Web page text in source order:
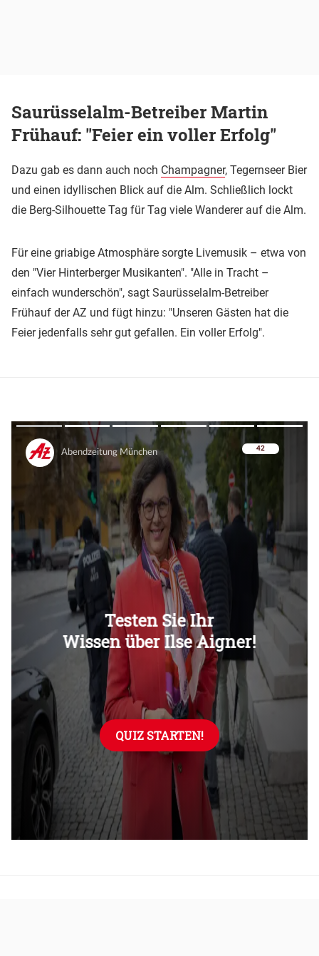
Saurüsselalm-Betreiber Martin
Frühauf: "Feier ein voller Erfolg"
Dazu gab es dann auch noch Champagner, Tegernseer Bier
und einen idyllischen Blick auf die Alm. Schließlich lockt
die Berg-Silhouette Tag für Tag viele Wanderer auf die Alm.
Für eine griabige Atmosphäre sorgte Livemusik – etwa von
den "Vier Hinterberger Musikanten". "Alle in Tracht –
einfach wunderschön", sagt Saurüsselalm-Betreiber
Frühauf der AZ und fügt hinzu: "Unseren Gästen hat die
Feier jedenfalls sehr gut gefallen. Ein voller Erfolg".
Überspringen